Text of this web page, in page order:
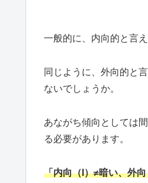
一般的に、内向的と言
同じように、外向的と
ないでしょうか。
あながち傾向としては
る必要があります。
「内向（I）≠暗い、外